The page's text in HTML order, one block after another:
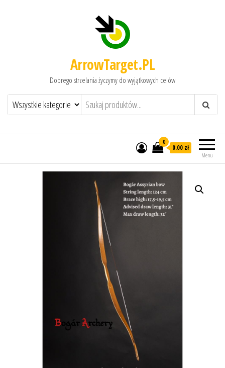
ArrowTarget.PL
Dobrego strzelania życzymy do wyjątkowych celów
Menu
0
0.00 zł